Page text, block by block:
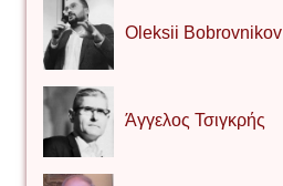
Oleksii Bobrovnikov
Άγγελος Τσιγκρής